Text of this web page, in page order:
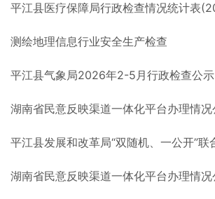
测绘地理信息行业安全生产检查
平江县气象局2026年2-5月行政检查公示